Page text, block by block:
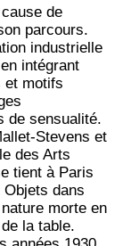
de
parcours.
industrielle
intégrant
et motifs
de sensualité.
Stevens et
des Arts
tient à Paris
dans
morte en
la table.